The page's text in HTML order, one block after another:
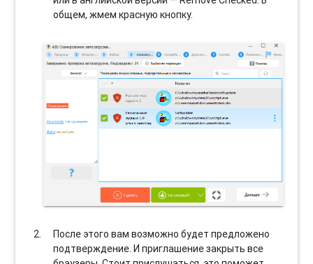
общем, жмем красную кнопку.
После этого вам возможно будет предложено
подтверждение. И приглашение закрыть все